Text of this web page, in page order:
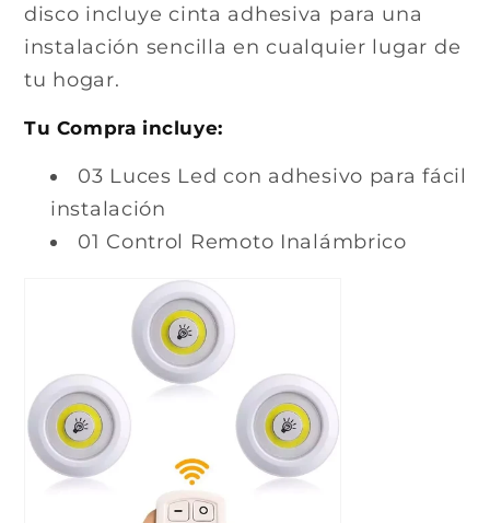
disco incluye cinta adhesiva para una
instalación sencilla en cualquier lugar de
tu hogar.
Tu Compra incluye:
03 Luces Led con adhesivo para fácil
instalación
01 Control Remoto Inalámbrico